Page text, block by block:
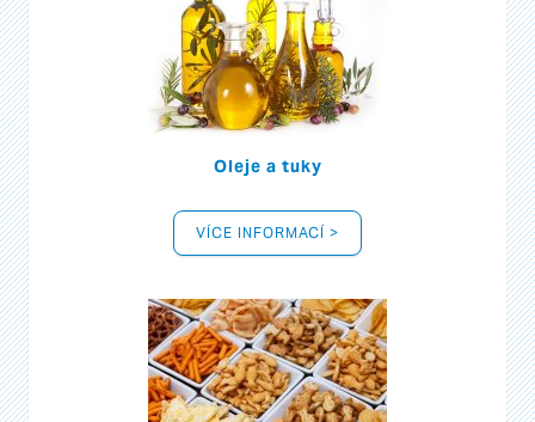
Oleje a tuky
VÍCE INFORMACÍ >